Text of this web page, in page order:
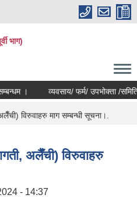
भाग)
। व्यवसाय/ फर्म/ उपभोक्ता /समिति/
विरुवाहरु माग सम्बन्धी सूचना।.
अलैँची) विरुवाहरु
- 14:37